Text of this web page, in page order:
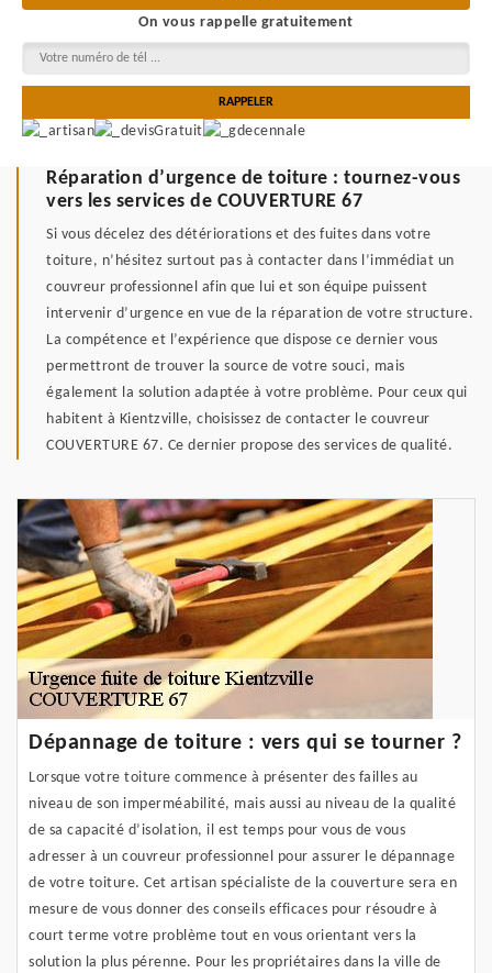
On vous rappelle gratuitement
Réparation d’urgence de toiture : tournez-vous
vers les services de COUVERTURE 67
Si vous décelez des détériorations et des fuites dans votre
toiture, n’hésitez surtout pas à contacter dans l’immédiat un
couvreur professionnel afin que lui et son équipe puissent
intervenir d’urgence en vue de la réparation de votre structure.
La compétence et l’expérience que dispose ce dernier vous
permettront de trouver la source de votre souci, mais
également la solution adaptée à votre problème. Pour ceux qui
habitent à Kientzville, choisissez de contacter le couvreur
COUVERTURE 67. Ce dernier propose des services de qualité.
Dépannage de toiture : vers qui se tourner ?
Lorsque votre toiture commence à présenter des failles au
niveau de son imperméabilité, mais aussi au niveau de la qualité
de sa capacité d’isolation, il est temps pour vous de vous
adresser à un couvreur professionnel pour assurer le dépannage
de votre toiture. Cet artisan spécialiste de la couverture sera en
mesure de vous donner des conseils efficaces pour résoudre à
court terme votre problème tout en vous orientant vers la
solution la plus pérenne. Pour les propriétaires dans la ville de